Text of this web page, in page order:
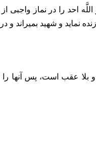
احد را در نماز واجبى
نمايد و شهيد بميراند و
عقب است، پس آنها را